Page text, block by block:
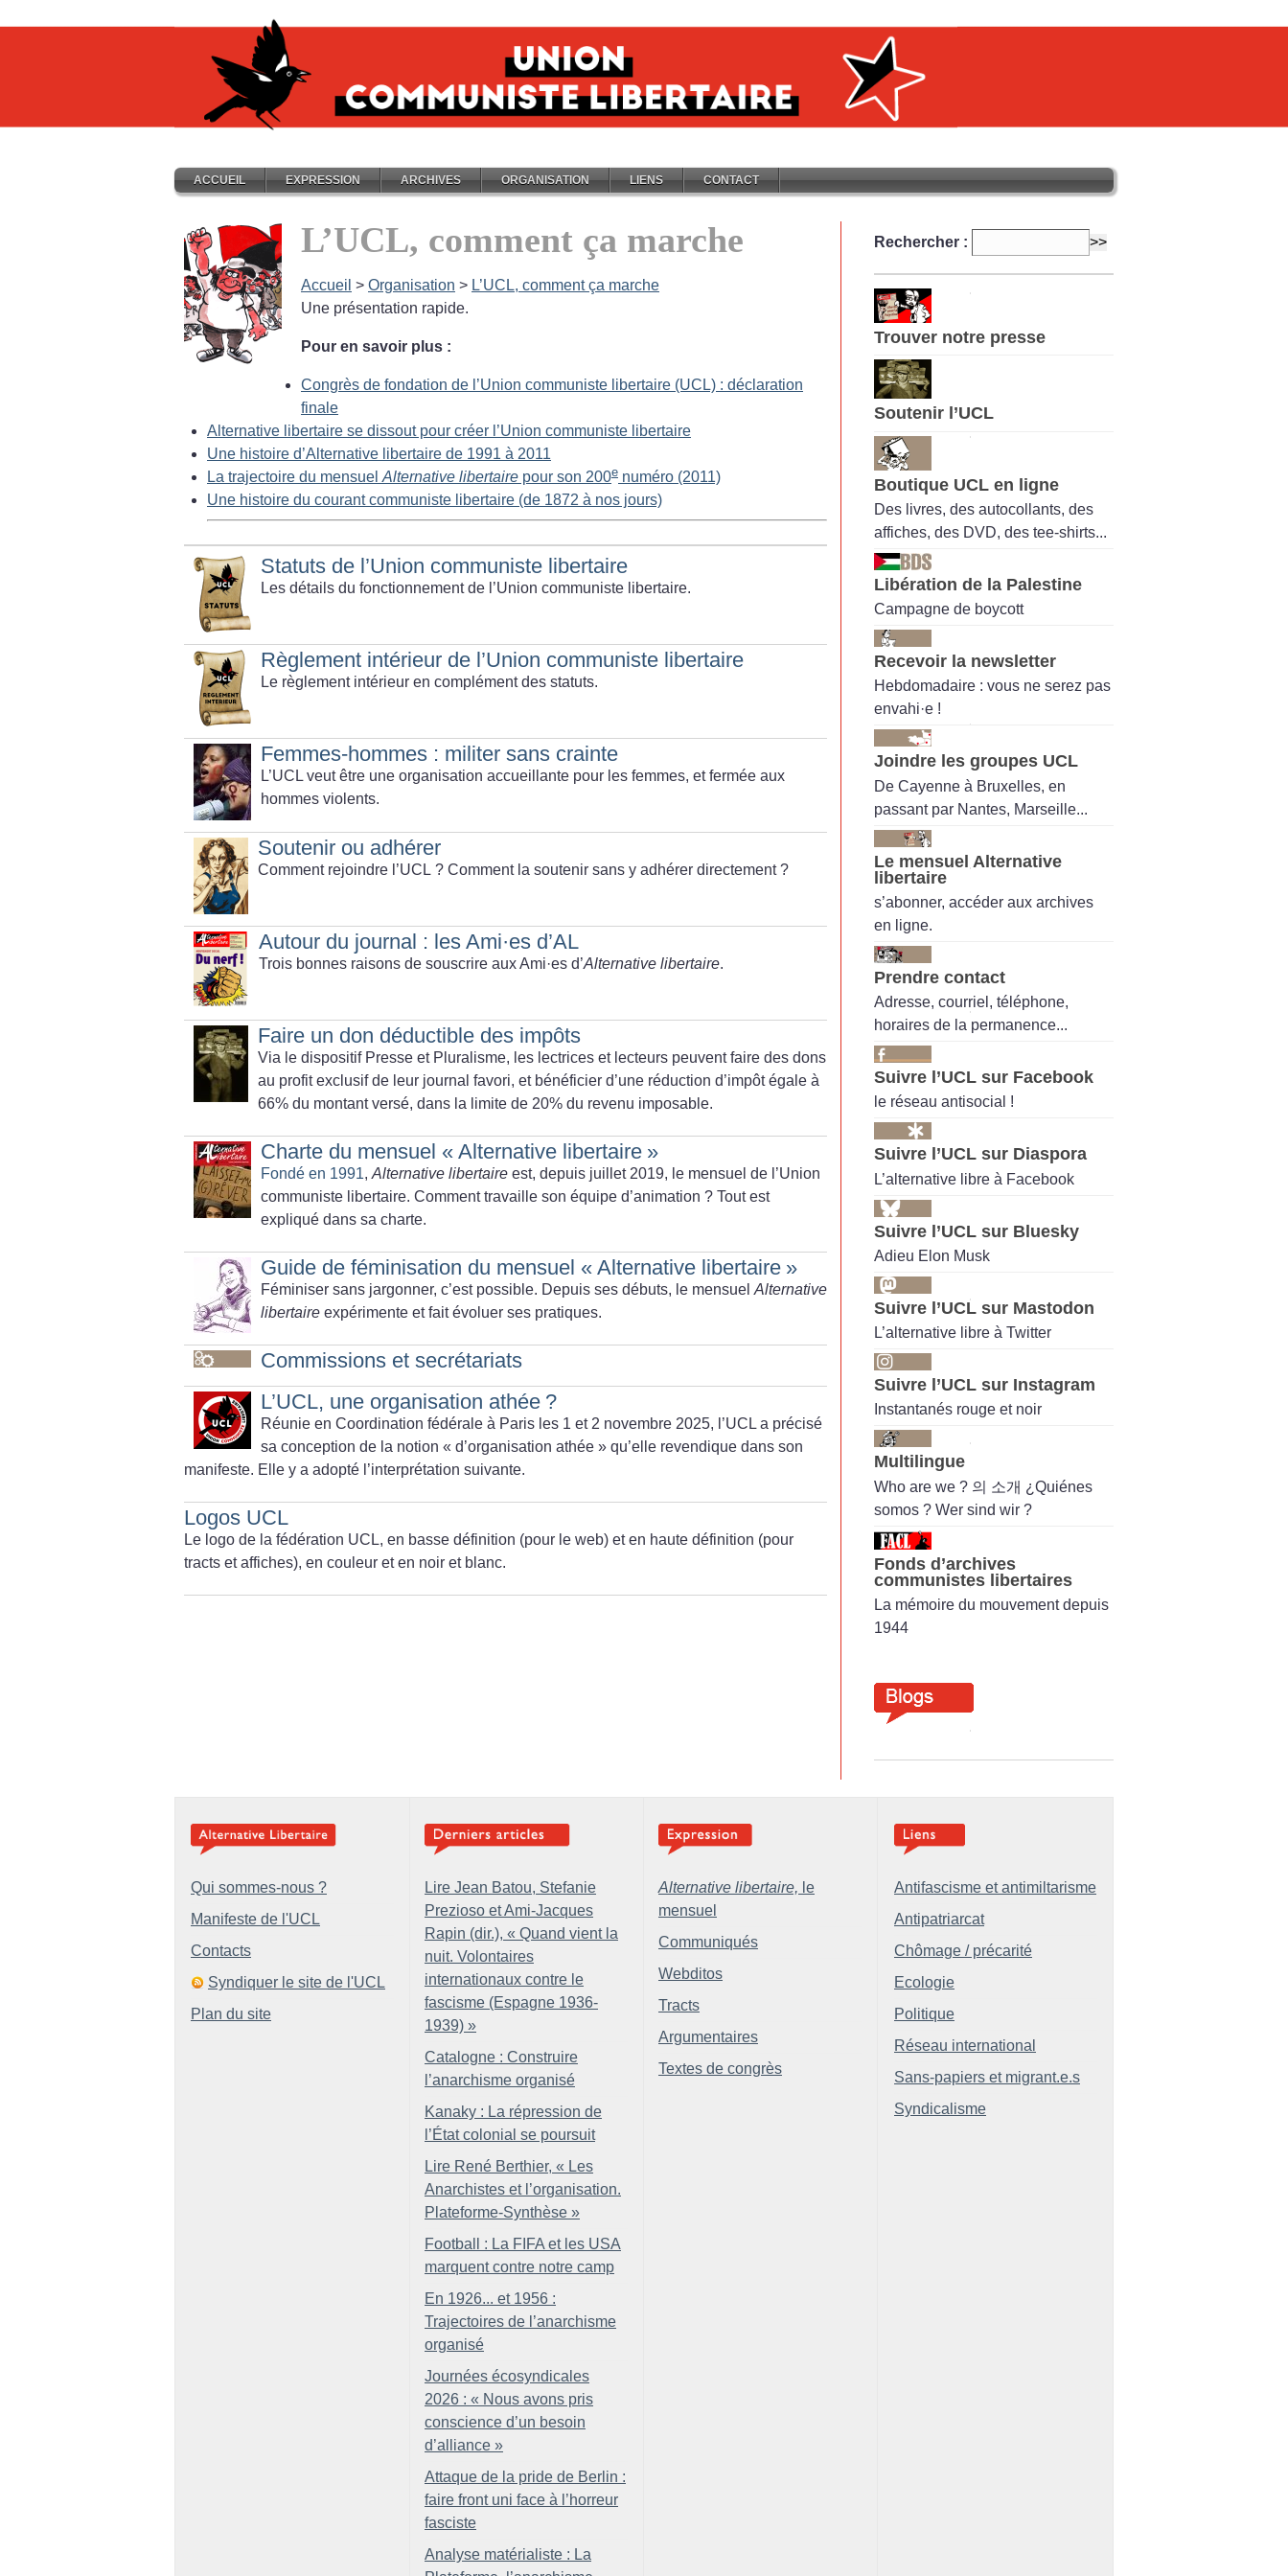
ACCUEIL EXPRESSION ARCHIVES ORGANISATION LIENS CONTACT
L’UCL, comment ça marche
Accueil > Organisation > L’UCL, comment ça marche
Une présentation rapide.
Pour en savoir plus :
Congrès de fondation de l’Union communiste libertaire (UCL) : déclaration
finale
Alternative libertaire se dissout pour créer l’Union communiste libertaire
Une histoire d’Alternative libertaire de 1991 à 2011
La trajectoire du mensuel Alternative libertaire pour son 200e numéro (2011)
Une histoire du courant communiste libertaire (de 1872 à nos jours)
Statuts de l’Union communiste libertaire
Les détails du fonctionnement de l’Union communiste libertaire.
Règlement intérieur de l’Union communiste libertaire
Le règlement intérieur en complément des statuts.
Femmes-hommes : militer sans crainte
L’UCL veut être une organisation accueillante pour les femmes, et fermée aux
hommes violents.
Soutenir ou adhérer
Comment rejoindre l’UCL ? Comment la soutenir sans y adhérer directement ?
Autour du journal : les Ami·es d’AL
Trois bonnes raisons de souscrire aux Ami·es d’Alternative libertaire.
Faire un don déductible des impôts
Via le dispositif Presse et Pluralisme, les lectrices et lecteurs peuvent faire des dons
au profit exclusif de leur journal favori, et bénéficier d’une réduction d’impôt égale à
66% du montant versé, dans la limite de 20% du revenu imposable.
Charte du mensuel « Alternative libertaire »
Fondé en 1991, Alternative libertaire est, depuis juillet 2019, le mensuel de l’Union
communiste libertaire. Comment travaille son équipe d’animation ? Tout est
expliqué dans sa charte.
Guide de féminisation du mensuel « Alternative libertaire »
Féminiser sans jargonner, c’est possible. Depuis ses débuts, le mensuel Alternative
libertaire expérimente et fait évoluer ses pratiques.
Commissions et secrétariats
L’UCL, une organisation athée ?
Réunie en Coordination fédérale à Paris les 1 et 2 novembre 2025, l’UCL a précisé
sa conception de la notion « d’organisation athée » qu’elle revendique dans son
manifeste. Elle y a adopté l’interprétation suivante.
Logos UCL
Le logo de la fédération UCL, en basse définition (pour le web) et en haute définition (pour
tracts et affiches), en couleur et en noir et blanc.
Rechercher :
Trouver notre presse
Soutenir l’UCL
Boutique UCL en ligne
Des livres, des autocollants, des
affiches, des DVD, des tee-shirts...
Libération de la Palestine
Campagne de boycott
Recevoir la newsletter
Hebdomadaire : vous ne serez pas
envahi·e !
Joindre les groupes UCL
De Cayenne à Bruxelles, en
passant par Nantes, Marseille...
Le mensuel Alternative
libertaire
s’abonner, accéder aux archives
en ligne.
Prendre contact
Adresse, courriel, téléphone,
horaires de la permanence...
Suivre l’UCL sur Facebook
le réseau antisocial !
Suivre l’UCL sur Diaspora
L’alternative libre à Facebook
Suivre l’UCL sur Bluesky
Adieu Elon Musk
Suivre l’UCL sur Mastodon
L’alternative libre à Twitter
Suivre l’UCL sur Instagram
Instantanés rouge et noir
Multilingue
Who are we ? 의 소개 ¿Quiénes
somos ? Wer sind wir ?
Fonds d’archives
communistes libertaires
La mémoire du mouvement depuis
1944
Qui sommes-nous ?
Manifeste de l'UCL
Contacts
Syndiquer le site de l'UCL
Plan du site
Lire Jean Batou, Stefanie
Prezioso et Ami-Jacques
Rapin (dir.), « Quand vient la
nuit. Volontaires
internationaux contre le
fascisme (Espagne 1936-
1939) »
Catalogne : Construire
l’anarchisme organisé
Kanaky : La répression de
l’État colonial se poursuit
Lire René Berthier, « Les
Anarchistes et l’organisation.
Plateforme-Synthèse »
Football : La FIFA et les USA
marquent contre notre camp
En 1926... et 1956 :
Trajectoires de l’anarchisme
organisé
Journées écosyndicales
2026 : « Nous avons pris
conscience d’un besoin
d’alliance »
Attaque de la pride de Berlin :
faire front uni face à l’horreur
fasciste
Analyse matérialiste : La
Alternative libertaire, le
mensuel
Communiqués
Webditos
Tracts
Argumentaires
Textes de congrès
Antifascisme et antimiltarisme
Antipatriarcat
Chômage / précarité
Ecologie
Politique
Réseau international
Sans-papiers et migrant.e.s
Syndicalisme